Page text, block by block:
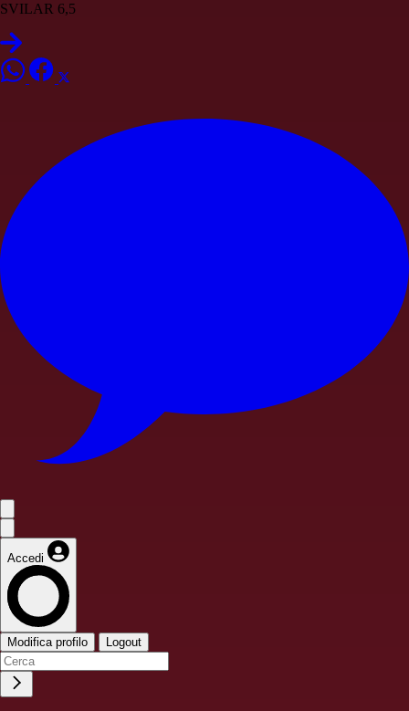
SVILAR 6,5
Accedi
Modifica profilo Logout